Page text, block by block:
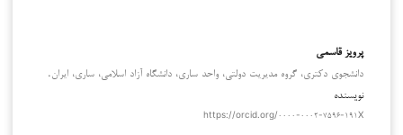
پرویز قاسمی
دانشجوی دکتری، گروه مدیریت دولتی، واحد ساری، دانشگاه آزاد اسلامی، ساری، ایران.
نویسنده
https://orcid.org/۰۰۰۰-۰۰۰۲-۷۵۹۶-۱۹۱X